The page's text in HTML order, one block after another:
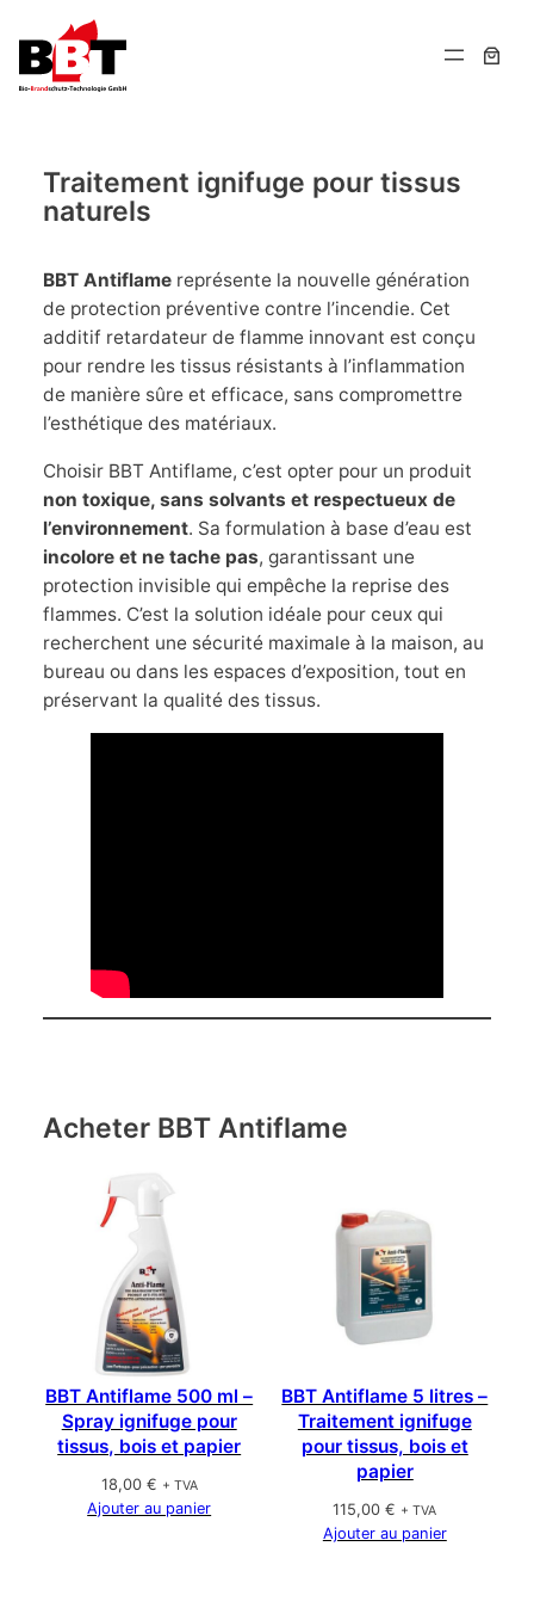
contenu
Traitement ignifuge pour tissus
naturels
BBT Antiflame représente la nouvelle génération
de protection préventive contre l’incendie. Cet
additif retardateur de flamme innovant est conçu
pour rendre les tissus résistants à l’inflammation
de manière sûre et efficace, sans compromettre
l’esthétique des matériaux.
Choisir BBT Antiflame, c’est opter pour un produit
non toxique, sans solvants et respectueux de
l’environnement. Sa formulation à base d’eau est
incolore et ne tache pas, garantissant une
protection invisible qui empêche la reprise des
flammes. C’est la solution idéale pour ceux qui
recherchent une sécurité maximale à la maison, au
bureau ou dans les espaces d’exposition, tout en
préservant la qualité des tissus.
Acheter BBT Antiflame
BBT Antiflame 500 ml –
Spray ignifuge pour
tissus, bois et papier
18,00 € + TVA
Ajouter au panier
BBT Antiflame 5 litres –
Traitement ignifuge
pour tissus, bois et
papier
115,00€ + TVA
Ajouter au panier